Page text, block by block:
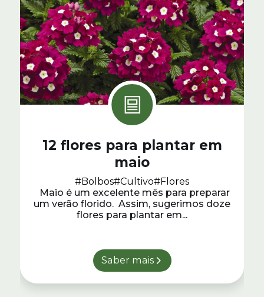
12 flores para plantar em
maio
#Bolbos#Cultivo#Flores
Maio é um excelente mês para preparar
um verão florido. Assim, sugerimos doze
flores para plantar em...
Saber mais